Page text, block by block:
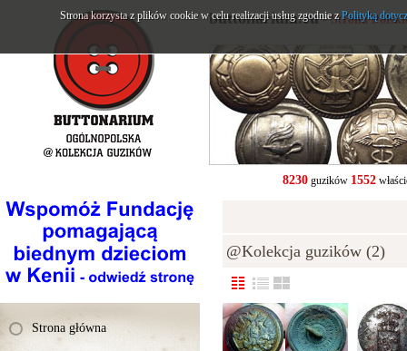
Strona główna
buttonarium.eu- Strona
8230guzików 1552
@Kolekcja guzików (2)
Strona korzysta z plików cookie w celu realizacji usług zgodnie zPolityką